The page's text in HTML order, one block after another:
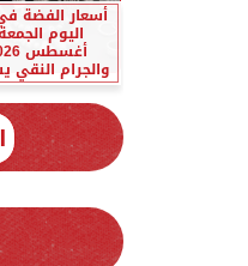
أسعار الفضة
والجرام النقي